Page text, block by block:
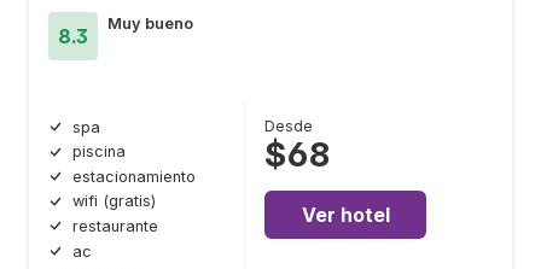
8.3
Muy bueno
spa
piscina
estacionamiento
wifi (gratis)
restaurante
ac
Desde
$68
Ver hotel